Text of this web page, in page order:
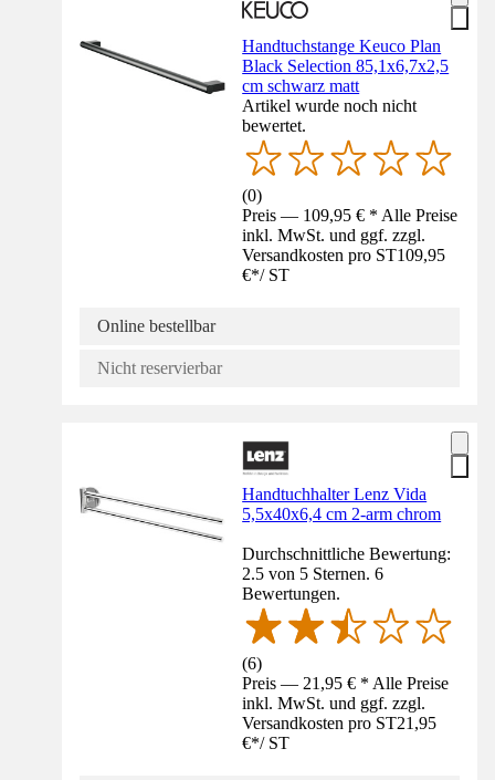
Handtuchstange Keuco Plan
Black Selection 85,1x6,7x2,5
cm schwarz matt
Artikel wurde noch nicht
bewertet.
(0)
Preis — 109,95 € * Alle Preise
inkl. MwSt. und ggf. zzgl.
Versandkosten pro ST109,95
€*/ ST
Online bestellbar
Nicht reservierbar
Handtuchhalter Lenz Vida
5,5x40x6,4 cm 2-arm chrom
Durchschnittliche Bewertung:
2.5 von 5 Sternen. 6
Bewertungen.
(6)
Preis — 21,95 € * Alle Preise
inkl. MwSt. und ggf. zzgl.
Versandkosten pro ST21,95
€*/ ST